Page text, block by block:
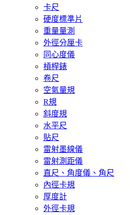
卡尺
硬度標準片
重量量測
外徑分厘卡
同心度儀
槓桿錶
卷尺
空氣量規
R規
斜度規
水平尺
貼尺
雷射墨線儀
雷射測距儀
直尺、角度儀、角尺
內徑卡規
厚度計
外徑卡規